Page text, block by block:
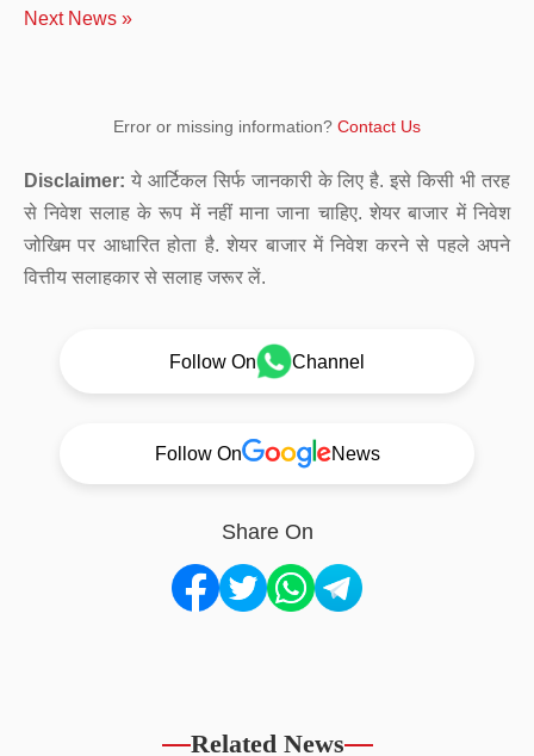
Next News »
Error or missing information? Contact Us
Disclaimer: ये आर्टिकल सिर्फ जानकारी के लिए है. इसे किसी भी तरह
से निवेश सलाह के रूप में नहीं माना जाना चाहिए. शेयर बाजार में निवेश
जोखिम पर आधारित होता है. शेयर बाजार में निवेश करने से पहले अपने
वित्तीय सलाहकार से सलाह जरूर लें.
Follow On Channel
Follow On News
Share On